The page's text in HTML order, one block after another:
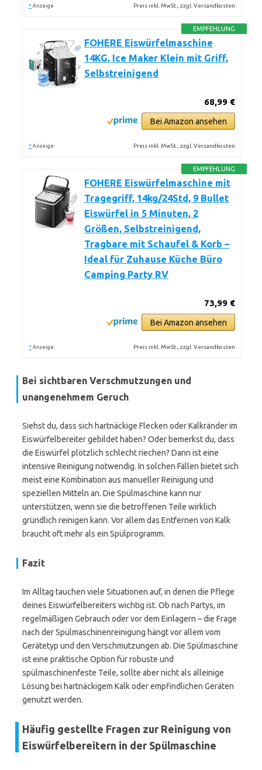
* Anzeige Preis inkl. MwSt., zzgl. Versandkosten
EMPFEHLUNG
FOHERE Eiswürfelmaschine
14KG, Ice Maker Klein mit Griff,
Selbstreinigend
68,99 €
Bei Amazon ansehen
* Anzeige Preis inkl. MwSt., zzgl. Versandkosten
EMPFEHLUNG
FOHERE Eiswürfelmaschine mit
Tragegriff, 14kg/24Std, 9 Bullet
Eiswürfel in 5 Minuten, 2
Größen, Selbstreinigend,
Tragbare mit Schaufel & Korb –
Ideal für Zuhause Küche Büro
Camping Party RV
73,99 €
Bei Amazon ansehen
* Anzeige Preis inkl. MwSt., zzgl. Versandkosten
Bei sichtbaren Verschmutzungen und
unangenehmem Geruch
Siehst du, dass sich hartnäckige Flecken oder Kalkränder im
Eiswürfelbereiter gebildet haben? Oder bemerkst du, dass
die Eiswürfel plötzlich schlecht riechen? Dann ist eine
intensive Reinigung notwendig. In solchen Fällen bietet sich
meist eine Kombination aus manueller Reinigung und
speziellen Mitteln an. Die Spülmaschine kann nur
unterstützen, wenn sie die betroffenen Teile wirklich
gründlich reinigen kann. Vor allem das Entfernen von Kalk
braucht oft mehr als ein Spülprogramm.
Fazit
Im Alltag tauchen viele Situationen auf, in denen die Pflege
deines Eiswürfelbereiters wichtig ist. Ob nach Partys, im
regelmäßigen Gebrauch oder vor dem Einlagern – die Frage
nach der Spülmaschinenreinigung hängt vor allem vom
Gerätetyp und den Verschmutzungen ab. Die Spülmaschine
ist eine praktische Option für robuste und
spülmaschinenfeste Teile, sollte aber nicht als alleinige
Lösung bei hartnäckigem Kalk oder empfindlichen Geräten
genutzt werden.
Häufig gestellte Fragen zur Reinigung von
Eiswürfelbereitern in der Spülmaschine